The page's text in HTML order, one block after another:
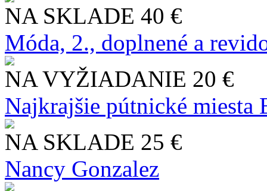
NA SKLADE 40 €
Móda, 2., doplnené a
NA VYŽIADANIE 20 €
Najkrajšie pútnické miesta
NA SKLADE 25 €
Nancy Gonzalez